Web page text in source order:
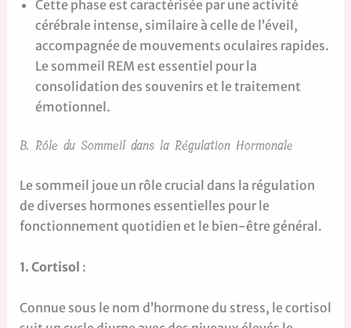
Cette phase est caractérisée par une activité
cérébrale intense, similaire à celle de l’éveil,
accompagnée de mouvements oculaires rapides.
Le sommeil REM est essentiel pour la
consolidation des souvenirs et le traitement
émotionnel.
B. Rôle du Sommeil dans la Régulation Hormonale
Le sommeil joue un rôle crucial dans la régulation
de diverses hormones essentielles pour le
fonctionnement quotidien et le bien-être général.
1. Cortisol :
Connue sous le nom d’hormone du stress, le cortisol